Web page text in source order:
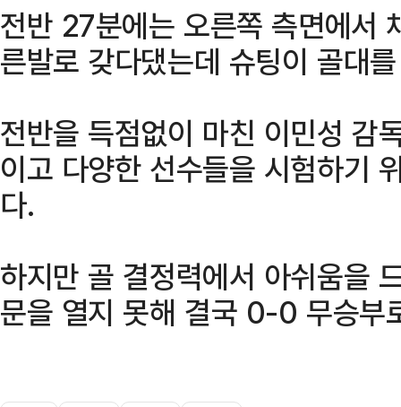
전반 27분에는 오른쪽 측면에서
른발로 갖다댔는데 슈팅이 골대
전반을 득점없이 마친 이민성 감
이고 다양한 선수들을 시험하기
다.
하지만 골 결정력에서 아쉬움을
문을 열지 못해 결국 0-0 무승부